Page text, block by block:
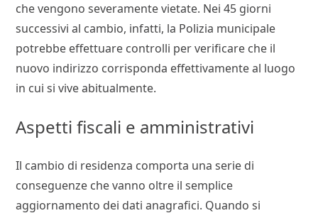
che vengono severamente vietate. Nei 45 giorni
successivi al cambio, infatti, la Polizia municipale
potrebbe effettuare controlli per verificare che il
nuovo indirizzo corrisponda effettivamente al luogo
in cui si vive abitualmente.
Aspetti fiscali e amministrativi
Il cambio di residenza comporta una serie di
conseguenze che vanno oltre il semplice
aggiornamento dei dati anagrafici. Quando si